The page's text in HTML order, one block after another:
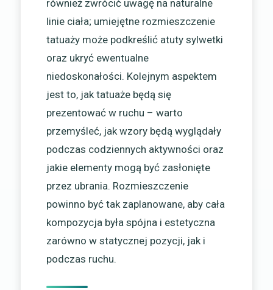
również zwrócić uwagę na naturalne
linie ciała; umiejętne rozmieszczenie
tatuaży może podkreślić atuty sylwetki
oraz ukryć ewentualne
niedoskonałości. Kolejnym aspektem
jest to, jak tatuaże będą się
prezentować w ruchu – warto
przemyśleć, jak wzory będą wyglądały
podczas codziennych aktywności oraz
jakie elementy mogą być zasłonięte
przez ubrania. Rozmieszczenie
powinno być tak zaplanowane, aby cała
kompozycja była spójna i estetyczna
zarówno w statycznej pozycji, jak i
podczas ruchu.